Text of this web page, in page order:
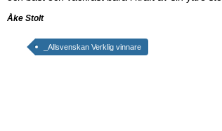
Åke Stolt
_Allsvenskan Verklig vinnare